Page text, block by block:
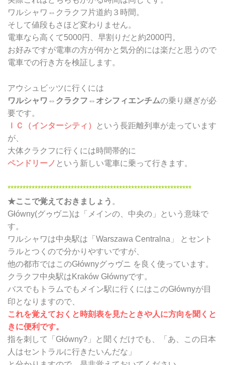
ワルシャワ⇔クラクフ片道約３時間。
そして値段もさほど変わりません。
電車なら高くて5000円、早割りだと約2000円。
お好みですが電車の方が何かと気分的には楽だと思うので
電車での行き方を検証します。
アウシュビッツに行くには
ワルシャワ ⇔ クラクフ ⇔ オシフィエンチムの乗り継ぎが必
要です。
ＩＣ（インターシティ）
という長距離列車が走っています
が、
大体クラクフに行くには時間帯的に
ペンドリーノ という新しい電車に乗って行きます。
*************************************************************
★ここで覚えておきましょう 。
Główny(グゥヴニ)は「メインの、中央の」という意味で
す。
ワルシャワは中央駅は「Warszawa Centralna」 とセント
ラルとつくので分かりやすいですが、
他の都市ではこのGłównyグゥヴニ を良く使っています。
クラクフ中央駅はKraków Głównyです。
バスでもトラムでもメイン駅に行くにはこのGłównyが目
印となりますので、
これを覚えておくと時刻表を見たときや人に方向を聞くと
きに便利です。
指を刺して「Główny?」と聞くだけでも、「あ、この日本
人はセントラルに行きたいんだな」